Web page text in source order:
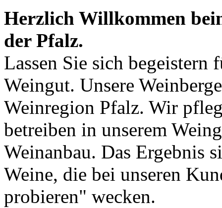
Herzlich Willkommen
der Pfalz.
Lassen Sie sich begeistern
Weingut. Unsere
Weinregion Pfalz. Wir
betreiben in unserem
Weinanbau. Das Ergebnis
Weine, die bei unseren
probieren" wecken.